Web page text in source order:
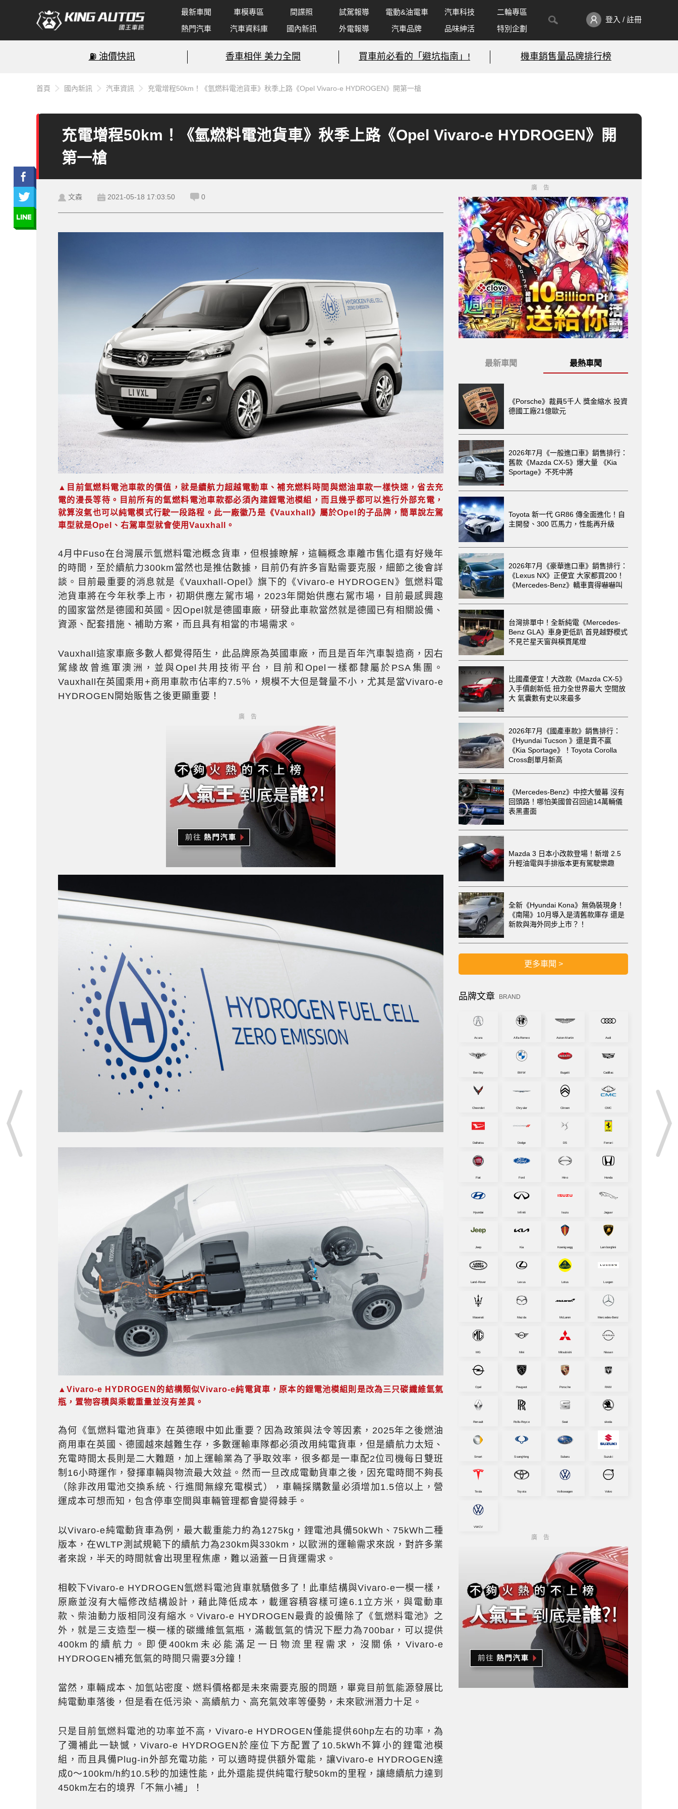
最新車聞 車模專區 間諜照 試駕報導 電動&油電車 汽車科技
二輪專區
熱門汽車
汽車資料庫 國內新訊 外電報導 汽車品牌 品味紳活 特別企劃
登入 / 註冊
⛽️ 油價快訊 香車相伴 美力全開 買車前必看的「避坑指南」! 機車銷售量品牌排行榜
首頁 國內新訊 汽車資訊 充電增程50km！《氫燃料電池貨車》秋季上路《Opel Vivaro-e HYDROGEN》開第一槍
充電增程50km！《氫燃料電池貨車》秋季上路《Opel Vivaro-e HYDROGEN》開
第一槍
文森 2021-05-18 17:03:50 0
▲目前氫燃料電池車款的價值，就是續航力超越電動車、補充燃料時間與燃油車款一樣快速，省去充
電的漫長等待。目前所有的氫燃料電池車款都必須內建鋰電池模組，而且幾乎都可以進行外部充電，
就算沒氣也可以純電模式行駛一段路程。此一廠徽乃是《Vauxhall》屬於Opel的子品牌，簡單說左駕
車型就是Opel、右駕車型就會使用Vauxhall。
4月中Fuso在台灣展示氫燃料電池概念貨車，但根據瞭解，這輛概念車離市售化還有好幾年
的時間，至於續航力300km當然也是推估數據，目前仍有許多盲點需要克服，細節之後會詳
談。目前最重要的消息就是《Vauxhall-Opel》旗下的《Vivaro-e HYDROGEN》氫燃料電
池貨車將在今年秋季上市，初期供應左駕市場，2023年開始供應右駕市場，目前最感興趣
的國家當然是德國和英國。因Opel就是德國車廠，研發此車款當然就是德國已有相關設備、
資源、配套措施、補助方案，而且具有相當的市場需求。
Vauxhall這家車廠多數人都覺得陌生，此品牌原為英國車廠，而且是百年汽車製造商，因右
駕緣故曾進軍澳洲，並與Opel共用技術平台，目前和Opel一樣都隸屬於PSA集團。
Vauxhall在英國乘用+商用車款市佔率約7.5％，規模不大但是聲量不小，尤其是當Vivaro-e
HYDROGEN開始販售之後更顯重要！
廣告
▲Vivaro-e HYDROGEN的結構類似Vivaro-e純電貨車，原本的鋰電池模組則是改為三只碳纖維氫氣
瓶，置物容積與乘載重量並沒有差異。
為何《氫燃料電池貨車》在英德眼中如此重要？因為政策與法令等因素，2025年之後燃油
商用車在英國、德國越來越難生存，多數運輸車隊都必須改用純電貨車，但是續航力太短、
充電時間太長則是二大難題，加上運輸業為了爭取效率，很多都是一車配2位司機每日雙班
制16小時運作，發揮車輛與物流最大效益。然而一旦改成電動貨車之後，因充電時間不夠長
（除非改用電池交換系統、行進間無線充電模式），車輛採購數量必須增加1.5倍以上，營
運成本可想而知，包含停車空間與車輛管理都會變得棘手。
以Vivaro-e純電動貨車為例，最大載重能力約為1275kg，鋰電池具備50kWh、75kWh二種
版本，在WLTP測試規範下的續航力為230km與330km，以歐洲的運輸需求來說，對許多業
者來說，半天的時間就會出現里程焦慮，難以涵蓋一日貨運需求。
相較下Vivaro-e HYDROGEN氫燃料電池貨車就驕傲多了！此車結構與Vivaro-e一模一樣，
原廠並沒有大幅修改結構設計，藉此降低成本，載運容積容樣可達6.1立方米，與電動車
款、柴油動力版相同沒有縮水。Vivaro-e HYDROGEN最貴的設備除了《氫燃料電池》之
外，就是三支造型一模一樣的碳纖維氫氣瓶，滿載氫氣的情況下壓力為700bar，可以提供
400km的續航力。即便400km未必能滿足一日物流里程需求，沒關係，Vivaro-e
HYDROGEN補充氫氣的時間只需要3分鐘！
當然，車輛成本、加氫站密度、燃料價格都是未來需要克服的問題，畢竟目前氫能源發展比
純電動車落後，但是看在低污染、高續航力、高充氣效率等優勢，未來歐洲潛力十足。
只是目前氫燃料電池的功率並不高，Vivaro-e HYDROGEN僅能提供60hp左右的功率，為
了彌補此一缺憾，Vivaro-e HYDROGEN於座位下方配置了10.5kWh不算小的鋰電池模
組，而且具備Plug-in外部充電功能，可以適時提供額外電能，讓Vivaro-e HYDROGEN達
成0～100km/h約10.5秒的加速性能，此外還能提供純電行駛50km的里程，讓總續航力達到
450km左右的境界「不無小補」！
廣告
最新車聞 最熱車聞
《Porsche》裁員5千人 獎金縮水 投資
德國工廠21億歐元
2026年7月《一般進口車》銷售排行：
舊款《Mazda CX-5》爆大量 《Kia
Sportage》不死中將
Toyota 新一代 GR86 傳全面進化！自
主開發、300 匹馬力，性能再升級
2026年7月《豪華進口車》銷售排行：
《Lexus NX》正便宜 大家都買200！
《Mercedes-Benz》轎車賣得嚇嚇叫
台灣排單中！全新純電《Mercedes-
Benz GLA》車身更低趴 首見越野模式
不見芒星天窗與橫貫尾燈
比國產便宜！大改款《Mazda CX-5》
入手價創新低 扭力全世界最大 空間放
大 氣囊數有史以來最多
2026年7月《國產車款》銷售排行：
《Hyundai Tucson 》還是賣不贏
《Kia Sportage》！Toyota Corolla
Cross創單月新高
《Mercedes-Benz》中控大螢幕 沒有
回頭路！哪怕美國曾召回逾14萬輛儀
表黑畫面
Mazda 3 日本小改款登場！新增 2.5
升輕油電與手排版本更有駕駛樂趣
全新《Hyundai Kona》無偽裝現身！
《南陽》10月導入是清舊款庫存 還是
新款與海外同步上市？！
更多車聞 >
品牌文章 BRAND
Acura Alfa-Romeo Aston-Martin Audi
Bentley BMW Bugatti Cadillac
Chevrolet Chrysler Citroen CMC
Daihatsu Dodge DS Ferrari
Fiat Ford Hino Honda
Hyundai Infiniti Isuzu Jaguar
Jeep Kia Koenigsegg Lamborghini
Land-Rover Lexus Lotus Luxgen
Maserati Mazda McLaren Mercedes-Benz
MG Mini Mitsubishi Nissan
Opel Peugeot Porsche RAM
Renault Rolls-Royce Seat skoda
Smart SsangYong Subaru Suzuki
Tesla Toyota Volkswagen Volvo
VWCV
廣告